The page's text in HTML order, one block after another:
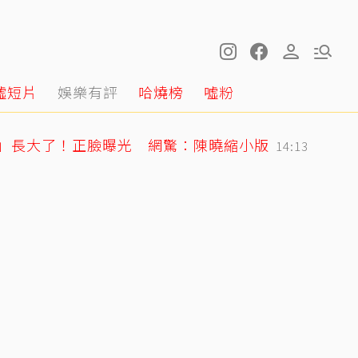
短片 娛樂有評 哈燒榜 噓粉
長大了！正臉曝光 網驚：陳曉縮小版 14:13